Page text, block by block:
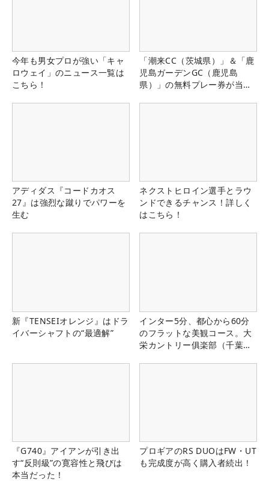
今年も男女プロが強い「キャ
ロウェイ」のニュース一覧は
こちら！
「潮来CC（茨城県）」＆「鹿
児島ガーデンGC（鹿児島
県）」の無料プレー券が当た
アディダス『コードカオス
27』は強烈な蹴りでパワーを
生む
ネクストヒロイン選手とラウ
ンドできるチャンス！詳しく
はこちら！
新『TENSEIオレンジ』はドラ
イバーシャフトの“最適解”
インター5分、都心から60分
のフラットな美観コース。大
栄カントリー俱楽部（千葉
『G740』アイアンが引き出
す“反則級”の寛容性と飛びは
本当だった！
プロギアのRS DUOはFW・UT
も完成度が高く購入者続出！